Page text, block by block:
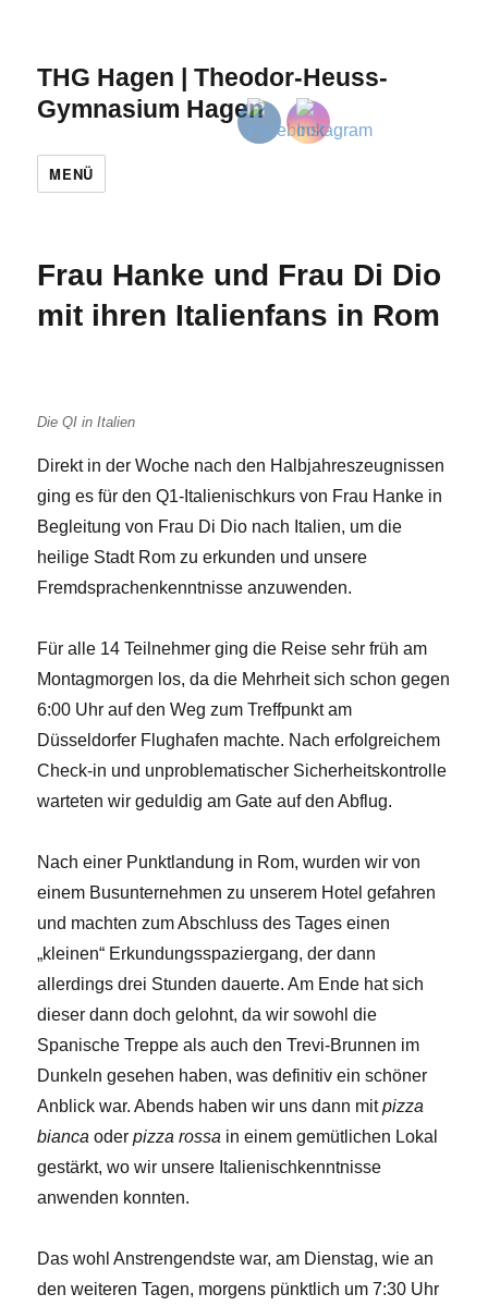
THG Hagen | Theodor-Heuss-
Gymnasium Hagen
MENÜ
Frau Hanke und Frau Di Dio
mit ihren Italienfans in Rom
Die QI in Italien
Direkt in der Woche nach den Halbjahreszeugnissen
ging es für den Q1-Italienischkurs von Frau Hanke in
Begleitung von Frau Di Dio nach Italien, um die
heilige Stadt Rom zu erkunden und unsere
Fremdsprachenkenntnisse anzuwenden.
Für alle 14 Teilnehmer ging die Reise sehr früh am
Montagmorgen los, da die Mehrheit sich schon gegen
6:00 Uhr auf den Weg zum Treffpunkt am
Düsseldorfer Flughafen machte. Nach erfolgreichem
Check-in und unproblematischer Sicherheitskontrolle
warteten wir geduldig am Gate auf den Abflug.
Nach einer Punktlandung in Rom, wurden wir von
einem Busunternehmen zu unserem Hotel gefahren
und machten zum Abschluss des Tages einen
„kleinen“ Erkundungsspaziergang, der dann
allerdings drei Stunden dauerte. Am Ende hat sich
dieser dann doch gelohnt, da wir sowohl die
Spanische Treppe als auch den Trevi-Brunnen im
Dunkeln gesehen haben, was definitiv ein schöner
Anblick war. Abends haben wir uns dann mitpizza
bianca oderpizza rossa in einem gemütlichen Lokal
gestärkt, wo wir unsere Italienischkenntnisse
anwenden konnten.
Das wohl Anstrengendste war, am Dienstag, wie an
den weiteren Tagen, morgens pünktlich um 7:30 Uhr